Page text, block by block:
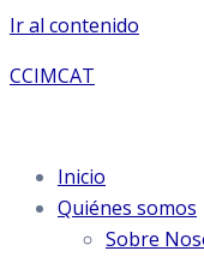
Ir al contenido
CCIMCAT
Inicio
Quiénes somos
Sobre